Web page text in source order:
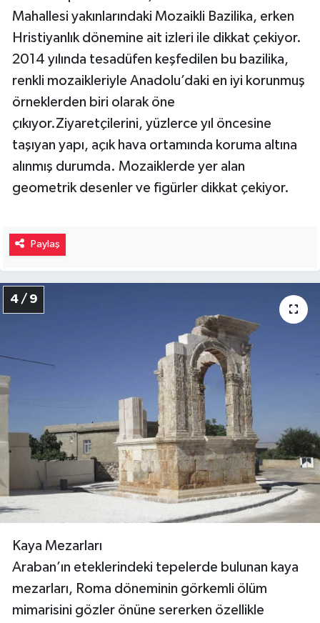
Mahallesi yakınlarındaki Mozaikli Bazilika, erken
Hristiyanlık dönemine ait izleri ile dikkat çekiyor.
2014 yılında tesadüfen keşfedilen bu bazilika,
renkli mozaikleriyle Anadolu’daki en iyi korunmuş
örneklerden biri olarak öne
çıkıyor.Ziyaretçilerini, yüzlerce yıl öncesine
taşıyan yapı, açık hava ortamında koruma altına
alınmış durumda. Mozaiklerde yer alan
geometrik desenler ve figürler dikkat çekiyor.
Paylaş
4 / 9
Kaya Mezarları
Araban’ın eteklerindeki tepelerde bulunan kaya
mezarları, Roma döneminin görkemli ölüm
mimarisini gözler önüne sererken özellikle